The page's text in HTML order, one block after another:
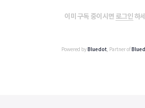
이미 구독 중이시면 로그인하
Powered byBluedot , Partner of